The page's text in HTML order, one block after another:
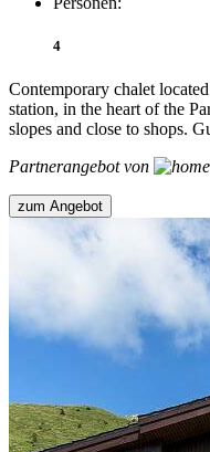
4
Contemporary chalet
station, in the heart of the
slopes and close to shops.
Partnerangebot von
zum Angebot